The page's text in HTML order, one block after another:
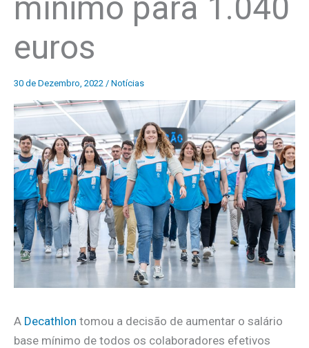
euros
30 de Dezembro, 2022 / Notícias
A Decathlon tomou a decisão de aumentar o salário
base mínimo de todos os colaboradores efetivos